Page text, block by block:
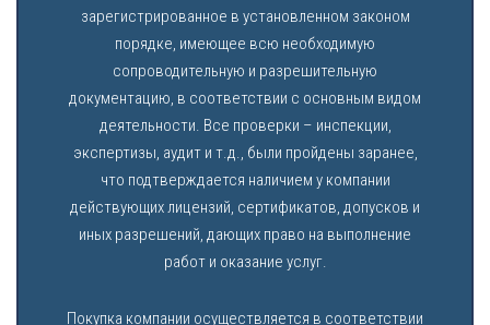
зарегистрированное в установленном законом
порядке, имеющее всю необходимую
сопроводительную и разрешительную
документацию, в соответствии с основным видом
деятельности. Все проверки – инспекции,
экспертизы, аудит и т.д., были пройдены заранее,
что подтверждается наличием у компании
действующих лицензий, сертификатов, допусков и
иных разрешений, дающих право на выполнение
работ и оказание услуг.
Покупка компании осуществляется в соответствии